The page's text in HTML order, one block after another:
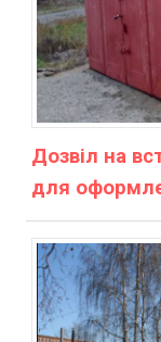
Дозвіл на
для